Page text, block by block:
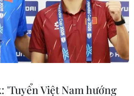
(TTXVN/Vietnam+)
'Tuyển Việt Nam hướng